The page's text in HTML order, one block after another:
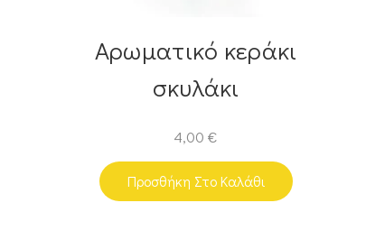
Αρωματικό κεράκι
σκυλάκι
4,00€
Προσθήκη Στο Καλάθι